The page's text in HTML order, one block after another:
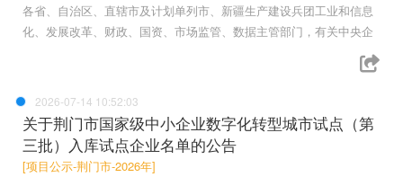
各省、自治区、直辖市及计划单列市、新疆生产建设兵团工业和信息
化、发展改革、财政、国资、市场监管、数据主管部门，有关中央企
2026-07-14 10:52:03
关于荆门市国家级中小企业数字化转型城市试点（第
三批）入库试点企业名单的公告
[项目公示-荆门市-2026年]